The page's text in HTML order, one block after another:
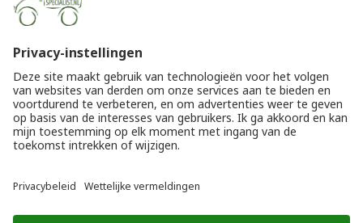
CONTACTGEGEVENS
Unimogspecialist
5334 JK Velddriel
T0418 632073
Einfo@unimogspecialist.nl
© Copyright 2026 Algemene voorwaarden|